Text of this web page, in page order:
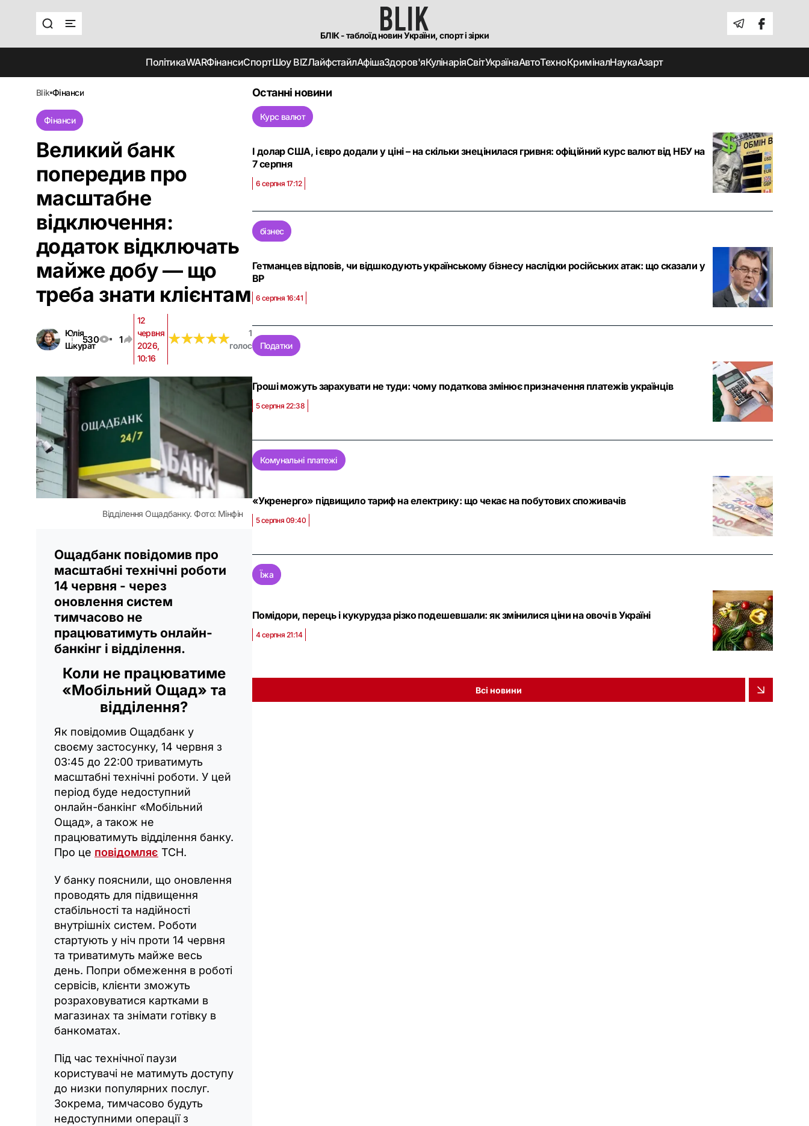
БЛІК - таблоїд новин України, спорт і зірки
ПолітикаWARФінансиСпортШоу BIZЛайфстайлАфішаЗдоров'яКулінаріяСвітУкраїнаАвтоТехноКриміналНаукаАзарт
blik фінанси
Фінанси
Великий банк
попередив про
масштабне
відключення:
додаток відключать
майже добу — що
треба знати клієнтам
Юлія
Шкурат
530 1
12
червня
2026,
10:16
★★★★★
★★★★★
1
голос
Відділення Ощадбанку. Фото: Мінфін
Ощадбанк повідомив про
масштабні технічні роботи
14 червня - через
оновлення систем
тимчасово не
працюватимуть онлайн-
банкінг і відділення.
Коли не працюватиме
«Мобільний Ощад» та
відділення?
Як повідомив Ощадбанк у
своєму застосунку, 14 червня з
03:45 до 22:00 триватимуть
масштабні технічні роботи. У цей
період буде недоступний
онлайн-банкінг «Мобільний
Ощад», а також не
працюватимуть відділення банку.
Про це повідомляє ТСН.
У банку пояснили, що оновлення
проводять для підвищення
стабільності та надійності
внутрішніх систем. Роботи
стартують у ніч проти 14 червня
та триватимуть майже весь
день. Попри обмеження в роботі
сервісів, клієнти зможуть
розраховуватися картками в
магазинах та знімати готівку в
банкоматах.
Під час технічної паузи
користувачі не матимуть доступу
до низки популярних послуг.
Зокрема, тимчасово будуть
недоступними операції з
Останні новини
Курс валют
І долар США, і євро додали у ціні – на скільки знецінилася гривня: офіційний курс валют від НБУ на
7 серпня
6 серпня 17:12
бізнес
Гетманцев відповів, чи відшкодують українському бізнесу наслідки російських атак: що сказали у
ВР
6 серпня 16:41
Податки
Гроші можуть зарахувати не туди: чому податкова змінює призначення платежів українців
5 серпня 22:38
Комунальні платежі
«Укренерго» підвищило тариф на електрику: що чекає на побутових споживачів
5 серпня 09:40
Їжа
Помідори, перець і кукурудза різко подешевшали: як змінилися ціни на овочі в Україні
4 серпня 21:14
Всі новини